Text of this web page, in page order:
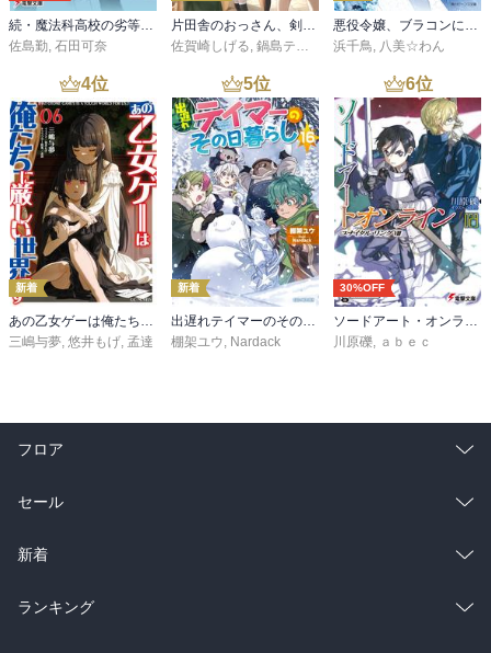
続・魔法科高校の劣等生 メイジアン・カンパニー(11)
佐島勤, 石田可奈
片田舎のおっさん、剣聖になる 11 ～ただの田舎の剣術師範だったのに、大成した弟子たちが俺を放ってくれない件～
佐賀崎しげる, 鍋島テツヒロ
悪役令嬢、ブラコンにジョブチェンジします９【電子特典付き】
浜千鳥, 八美☆わん
4位
新着
三嶋与夢 悠井もげ 孟達
5位
新着
棚架ユウ Nardack
6位
30%OFF
川原礫
ａｂｅｃ
フロア
総合
ラノベ
雑誌・グラビア
セール
総合
ラノベ
新着
総合
ランキング